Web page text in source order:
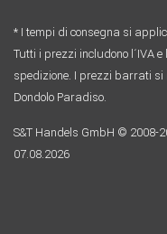
* I tempi di consegna si
Tutti i prezzi includono l´IVA
spedizione. I prezzi barrati si
Dondolo Paradiso.
S&T Handels GmbH © 2008-
07.08.2026